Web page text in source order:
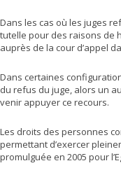
Dans les cas où les juges
tutelle pour des raisons de
auprès de la cour d’appel
Dans certaines
du refus du juge, alors un
venir appuyer ce recours.
Les droits des personnes
permettant d’exercer
promulguée en 2005 pour